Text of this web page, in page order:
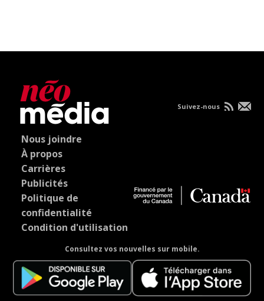
Nous joindre
À propos
Carrières
Publicités
Politique de
confidentialité
Condition d'utilisation
Consultez vos nouvelles sur mobile.
Suivez-nous